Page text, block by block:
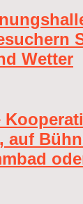
Wetter
auf